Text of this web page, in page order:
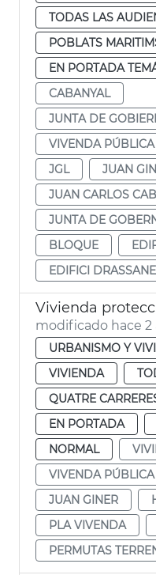
TODAS LAS
POBLATS
EN PORTADA
CABANYAL
JUNTA DE
VIVENDA PÚBLICA
JGL
JUAN
JUAN CARLOS
JUNTA DE
BLOQUE
EDIFICI
Vivienda
modificado hace 2
URBANISMO Y
VIVIENDA
QUATRE
EN PORTADA
NORMAL
VIVENDA PÚBLICA
JUAN GINER
PLA VIVENDA
PERMUTAS